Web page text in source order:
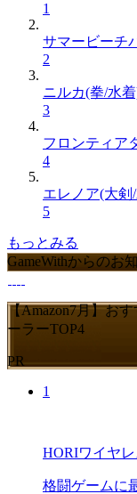
1
サマービーチ
2
ニルカ(拳/水
3
フロンティア
4
エレノア(大
5
もっとみる
GameWithからのお
【Amazon7月】お
ーラーTOP4
PR
1
HORIワイヤ
格闘ゲームに